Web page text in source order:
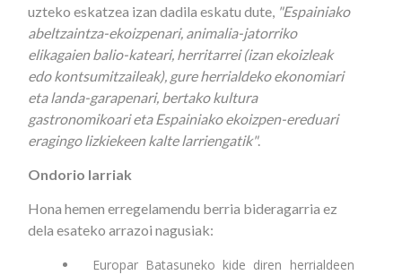
uzteko eskatzea izan dadila eskatu dute, "Espainiako
abeltzaintza-ekoizpenari, animalia-jatorriko
elikagaien balio-kateari, herritarrei (izan ekoizleak
edo kontsumitzaileak), gure herrialdeko ekonomiari
eta landa-garapenari, bertako kultura
gastronomikoari eta Espainiako ekoizpen-ereduari
eragingo lizkiekeen kalte larriengatik".
Ondorio larriak
Hona hemen erregelamendu berria bideragarria ez
dela esateko arrazoi nagusiak:
Europar Batasuneko kide diren herrialdeen